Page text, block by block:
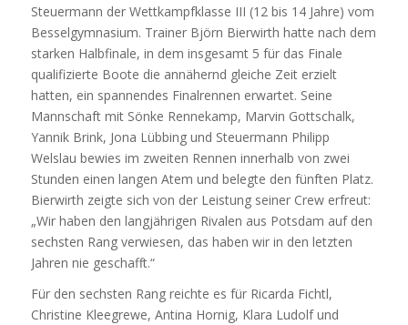
Steuermann der Wettkampfklasse III (12 bis 14 Jahre) vom
Besselgymnasium. Trainer Björn Bierwirth hatte nach dem
starken Halbfinale, in dem insgesamt 5 für das Finale
qualifizierte Boote die annähernd gleiche Zeit erzielt
hatten, ein spannendes Finalrennen erwartet. Seine
Mannschaft mit Sönke Rennekamp, Marvin Gottschalk,
Yannik Brink, Jona Lübbing und Steuermann Philipp
Welslau bewies im zweiten Rennen innerhalb von zwei
Stunden einen langen Atem und belegte den fünften Platz.
Bierwirth zeigte sich von der Leistung seiner Crew erfreut:
„Wir haben den langjährigen Rivalen aus Potsdam auf den
sechsten Rang verwiesen, das haben wir in den letzten
Jahren nie geschafft.“
Für den sechsten Rang reichte es für Ricarda Fichtl,
Christine Kleegrewe, Antina Hornig, Klara Ludolf und